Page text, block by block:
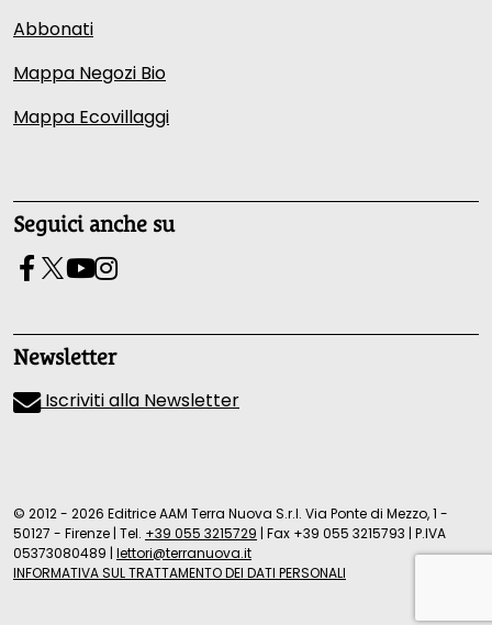
Abbonati
Mappa Negozi Bio
Mappa Ecovillaggi
Seguici anche su
Newsletter
Iscriviti alla Newsletter
© 2012 - 2026 Editrice AAM Terra Nuova S.r.l. Via Ponte di Mezzo, 1 -
50127 - Firenze | Tel. +39 055 3215729 | Fax +39 055 3215793 | P.IVA
05373080489 | lettori@terranuova.it
INFORMATIVA SUL TRATTAMENTO DEI DATI PERSONALI